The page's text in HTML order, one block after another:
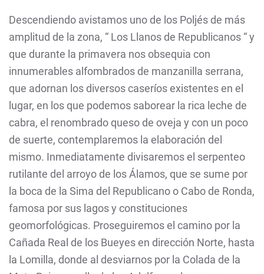
Descendiendo avistamos uno de los Poljés de más
amplitud de la zona, “ Los Llanos de Republicanos “ y
que durante la primavera nos obsequia con
innumerables alfombrados de manzanilla serrana,
que adornan los diversos caseríos existentes en el
lugar, en los que podemos saborear la rica leche de
cabra, el renombrado queso de oveja y con un poco
de suerte, contemplaremos la elaboración del
mismo. Inmediatamente divisaremos el serpenteo
rutilante del arroyo de los Álamos, que se sume por
la boca de la Sima del Republicano o Cabo de Ronda,
famosa por sus lagos y constituciones
geomorfológicas. Proseguiremos el camino por la
Cañada Real de los Bueyes en dirección Norte, hasta
la Lomilla, donde al desviarnos por la Colada de la